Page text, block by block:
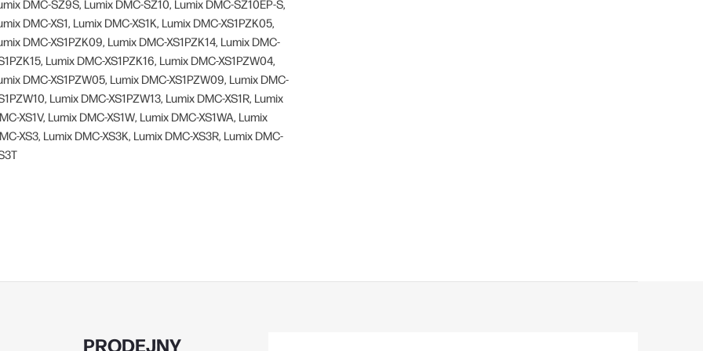
DMC-SZ9S, Lumix DMC-SZ10, Lumix DMC-SZ10EP-S,
DMC-XS1, Lumix DMC-XS1K, Lumix DMC-XS1PZK05,
DMC-XS1PZK09, Lumix DMC-XS1PZK14, Lumix DMC-
Lumix DMC-XS1PZK16, Lumix DMC-XS1PZW04,
DMC-XS1PZW05, Lumix DMC-XS1PZW09, Lumix DMC-
Lumix DMC-XS1PZW13, Lumix DMC-XS1R, Lumix
XS1V, Lumix DMC-XS1W, Lumix DMC-XS1WA, Lumix
XS3, Lumix DMC-XS3K, Lumix DMC-XS3R, Lumix DMC-
PRODEJNY